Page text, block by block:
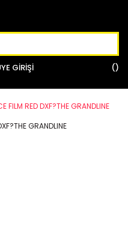
GİRİŞİ
FILM RED DXF?THE GRANDLINE